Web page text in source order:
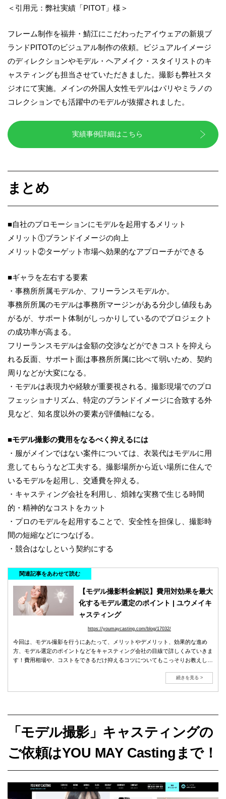
＜引用元：弊社実績「PITOT」様＞
フレーム制作を福井・鯖江にこだわったアイウェアの新規ブ
ランドPITOTのビジュアル制作の依頼。ビジュアルイメージ
のディレクションやモデル・ヘアメイク・スタイリストのキ
ャスティングも担当させていただきました。撮影も弊社スタ
ジオにて実施。メインの外国人女性モデルはパリやミラノの
コレクションでも活躍中のモデルが抜擢されました。
実績事例詳細はこちら
まとめ
■自社のプロモーションにモデルを起用するメリット
メリット①ブランドイメージの向上
メリット②ターゲット市場へ効果的なアプローチができる
■ギャラを左右する要素
・事務所所属モデルか、フリーランスモデルか。
事務所所属のモデルは事務所マージンがある分少し値段もあ
がるが、サポート体制がしっかりしているのでプロジェクト
の成功率が高まる。
フリーランスモデルは金額の交渉などができコストを抑えら
れる反面、サポート面は事務所所属に比べて弱いため、契約
周りなどが大変になる。
・モデルは表現力や経験が重要視される。撮影現場でのプロ
フェッショナリズム、特定のブランドイメージに合致する外
見など、知名度以外の要素が評価軸になる。
■モデル撮影の費用をなるべく抑えるには
・服がメインではない案件については、衣装代はモデルに用
意してもらうなど工夫する。撮影場所から近い場所に住んで
いるモデルを起用し、交通費を抑える。
・キャスティング会社を利用し、煩雑な実務で生じる時間
的・精神的なコストをカット
・プロのモデルを起用することで、安全性を担保し、撮影時
間の短縮などにつなげる。
・競合はなしという契約にする
関連記事をあわせて読む
【モデル撮影料金解説】費用対効果を最大
化するモデル選定のポイント | ユウメイキ
ャスティング
https://youmaycasting.com/blog/17032/
今回は、モデル撮影を行うにあたって、メリットやデメリット、効果的な進め
方、モデル選定のポイントなどをキャスティング会社の目線で詳しくみていきま
す！費用相場や、コストをできるだけ抑えるコツについてもこっそりお教えしま
続きを見る >
「モデル撮影」キャスティングの
ご依頼はYOU MAY Castingまで！